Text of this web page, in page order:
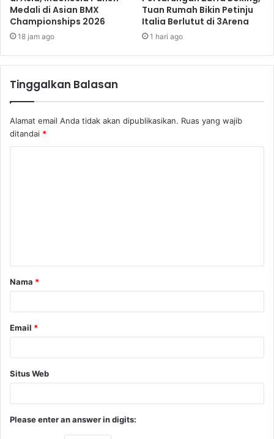
Medali di Asian BMX
Championships 2026
18 jam ago
Tuan Rumah Bikin Petinju
Italia Berlutut di 3Arena
1 hari ago
Tinggalkan Balasan
Alamat email Anda tidak akan dipublikasikan. Ruas yang wajib
ditandai *
Nama *
Email *
Situs Web
Please enter an answer in digits: